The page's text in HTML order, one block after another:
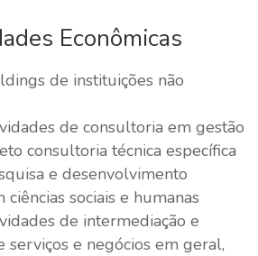
Econômicas
de instituições não
de consultoria em gestão
consultoria técnica específica
e desenvolvimento
sociais e humanas
de intermediação e
serviços e negócios em geral,